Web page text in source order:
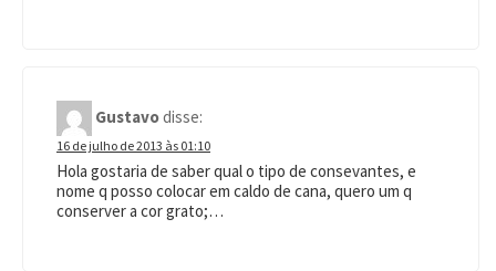
Gustavodisse:
16 de julho de 2013 às 01:10
Hola gostaria de saber qual o tipo de consevantes, e
nome q posso colocar em caldo de cana, quero um q
conserver a cor grato;…